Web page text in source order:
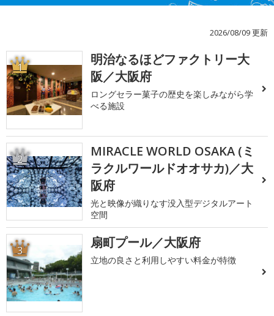
2026/08/09 更新
1
明治なるほどファクトリー大
阪／大阪府
ロングセラー菓子の歴史を楽しみながら学
べる施設
2
MIRACLE WORLD OSAKA (ミ
ラクルワールドオオサカ)／大
阪府
光と映像が織りなす没入型デジタルアート
空間
3 扇町プール／大阪府
立地の良さと利用しやすい料金が特徴